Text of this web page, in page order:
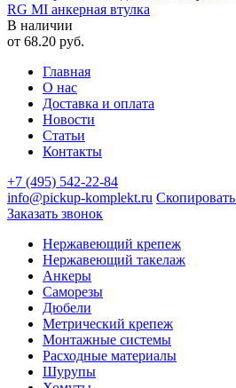
RG MI анкерная втулка
В наличии
от 68.20 руб.
Главная
О нас
Доставка и оплата
Новости
Статьи
Контакты
+7 (495) 542-22-84
info@pickup-komplekt.ru Скопировать
Заказать звонок
Нержавеющий крепеж
Нержавеющий такелаж
Анкеры
Саморезы
Дюбели
Метрический крепеж
Монтажные системы
Расходные материалы
Шурупы